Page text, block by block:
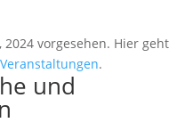
vorgesehen. Hier geht
.
und